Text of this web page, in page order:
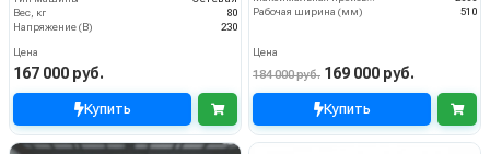
Вес, кг
80
Напряжение (В)
230
Цена
167 000 руб.
Купить
Рабочая ширина (мм)
510
Цена
184 000 руб. 169 000 руб.
Купить